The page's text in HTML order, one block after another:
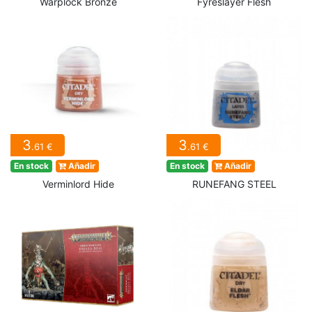
3.61 €
En stock Añadir
Verminlord Hide
3.61 €
En stock Añadir
RUNEFANG STEEL